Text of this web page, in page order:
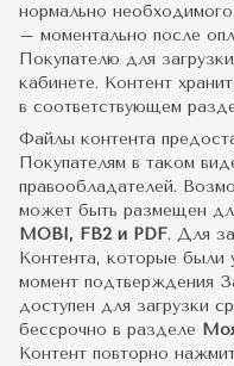
нормально
– моментально после
Покупателю для загрузки
кабинете. Контент
в соответствующем
Файлы контента
Покупателям в таком
правообладателей.
может быть размещен
MOBI, FB2 и PDF. Для
Контента, которые были
момент подтверждения
доступен для загрузки
бессрочно в разделе
Контент повторно